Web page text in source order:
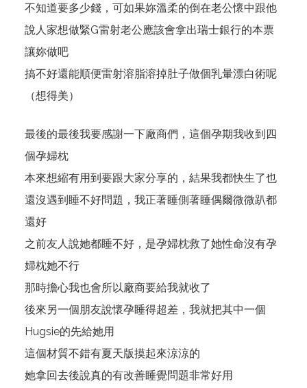
不知道要多少錢，可如果妳溫柔的倒在老公懷中跟他
說人家想做緊G雷射老公應該會拿出瑞士銀行的本票
讓妳做吧
搞不好還能順便雷射溶脂溶掉肚子做個乳暈漂白術呢
（想得美）
最後的最後我要感謝一下廠商們，這個孕期我收到四
個孕婦枕
本來想縮有用到要跟大家分享的，結果我都快生了也
還沒遇到睡不好問題，我正著睡側著睡偶爾微微趴都
還好
之前友人說她都睡不好，是孕婦枕救了她性命沒有孕
婦枕她不行
那時擔心我也會所以廠商要給我就收了
後來另一個朋友說懷孕睡得超差，我就把其中一個
Hugsie的先給她用
這個材質不錯有夏天版摸起來涼涼的
她拿回去後說真的有改善睡覺問題非常好用